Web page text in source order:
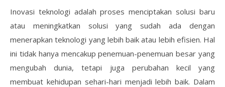
Inovasi teknologi adalah proses menciptakan solusi baru
atau meningkatkan solusi yang sudah ada dengan
menerapkan teknologi yang lebih baik atau lebih efisien. Hal
ini tidak hanya mencakup penemuan-penemuan besar yang
mengubah dunia, tetapi juga perubahan kecil yang
membuat kehidupan sehari-hari menjadi lebih baik. Dalam